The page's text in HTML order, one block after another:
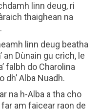
linn deug, ri
thaighean na
linn deug beatha
an Dùnain gu crìch, le
falbh do Charolina
dh’ Alba Nuadh.
na h-Alba a tha cho
am faicear raon de